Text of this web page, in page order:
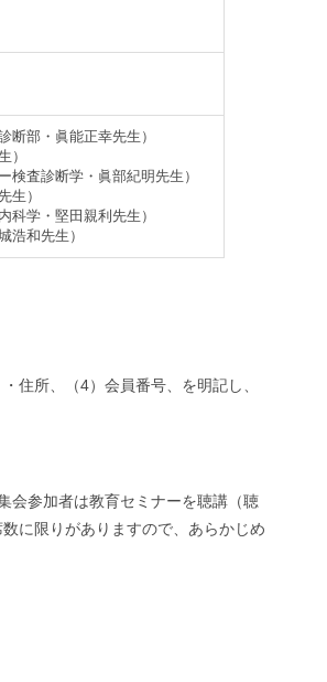
断部・眞能正幸先生）
）
検査診断学・眞部紀明先生）
生）
科学・堅田親利先生）
浩和先生）
住所、（4）会員番号、を明記し、
会参加者は教育セミナーを聴講（聴
に限りがありますので、あらかじめ